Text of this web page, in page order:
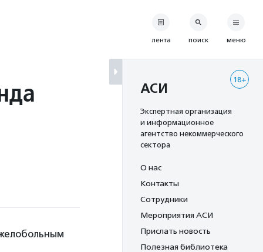
лента поиск меню
18+
АСИ
Экспертная организация
и информационное
агентство некоммерческого
сектора
О нас
Контакты
Сотрудники
Мероприятия АСИ
Прислать новость
Полезная библиотека